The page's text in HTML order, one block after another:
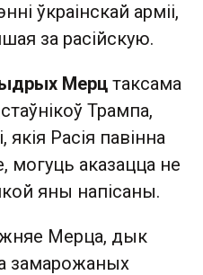
ўкраінскай арміі,
за расійскую.
Мерц таксама
Трампа,
якія Расія павінна
могуць аказацца не
яны напісаны.
Мерца, дык
замарожаных